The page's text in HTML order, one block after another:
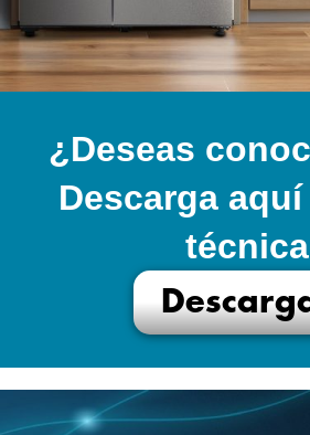
¿Deseas
Descarga
técnica